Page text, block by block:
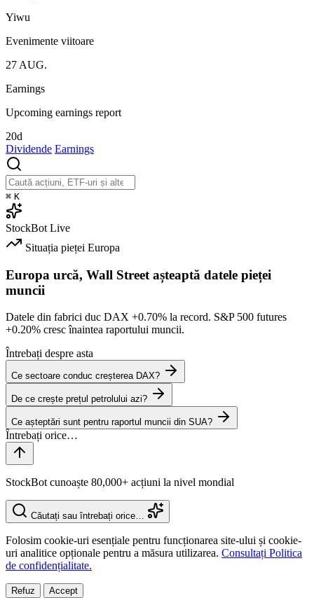
Yiwu
Evenimente viitoare
27 AUG.
Earnings
Upcoming earnings report
20d
Dividende Earnings
⌘ K
StockBot Live
Situația pieței Europa
Europa urcă, Wall Street așteaptă datele pieței
muncii
Datele din fabrici duc DAX +0.70% la record. S&P 500 futures
+0.20% cresc înaintea raportului muncii.
Întrebați despre asta
Ce sectoare conduc creșterea DAX?
De ce crește prețul petrolului azi?
Ce așteptări sunt pentru raportul muncii din SUA?
StockBot cunoaște 80,000+ acțiuni la nivel mondial
Căutați sau întrebați orice…
Folosim cookie-uri esențiale pentru funcționarea site-ului și cookie-
uri analitice opționale pentru a măsura utilizarea. Consultați Politica
de confidențialitate.
Refuz Accept